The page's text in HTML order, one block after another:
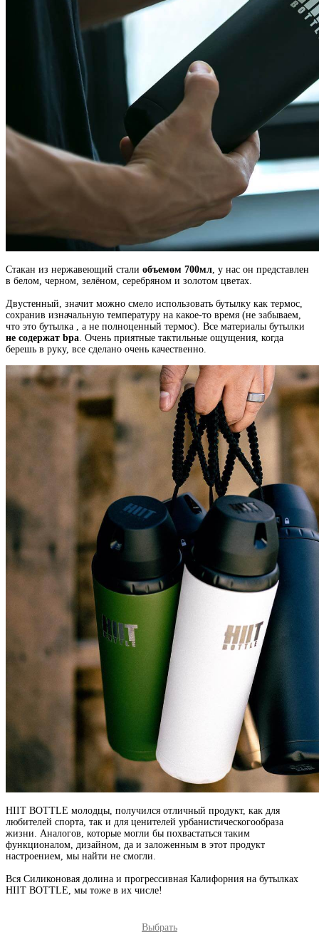
Стакан из нержавеющий стали объемом 700мл , у нас он представлен
в белом, черном, зелёном, серебряном и золотом цветах.
Двустенный, значит можно смело использовать бутылку как термос,
сохранив изначальную температуру на какое-то время (не забываем,
что это бутылка , а не полноценный термос). Все материалы бутылки
не содержат bpa . Очень приятные тактильные ощущения, когда
берешь в руку, все сделано очень качественно.
HIIT BOTTLE молодцы, получился отличный продукт, как для
любителей спорта, так и для ценителей урбанистическогообраза
жизни. Аналогов, которые могли бы похвастаться таким
функционалом, дизайном, да и заложенным в этот продукт
настроением, мы найти не смогли.
Вся Силиконовая долина и прогрессивная Калифорния на бутылках
HIIT BOTTLE, мы тоже в их числе!
Выбрать